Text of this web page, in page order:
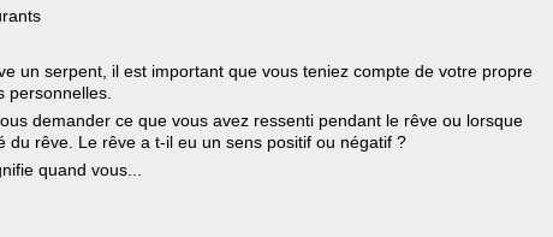
un serpent, il est important que vous teniez compte de votre propre
personnelles.
demander ce que vous avez ressenti pendant le rêve ou lorsque
du rêve. Le rêve a t-il eu un sens positif ou négatif ?
quand vous...